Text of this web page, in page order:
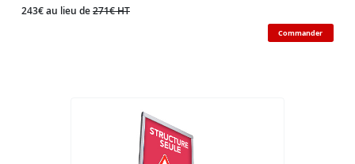
243€ au lieu de271€ HT
Commander